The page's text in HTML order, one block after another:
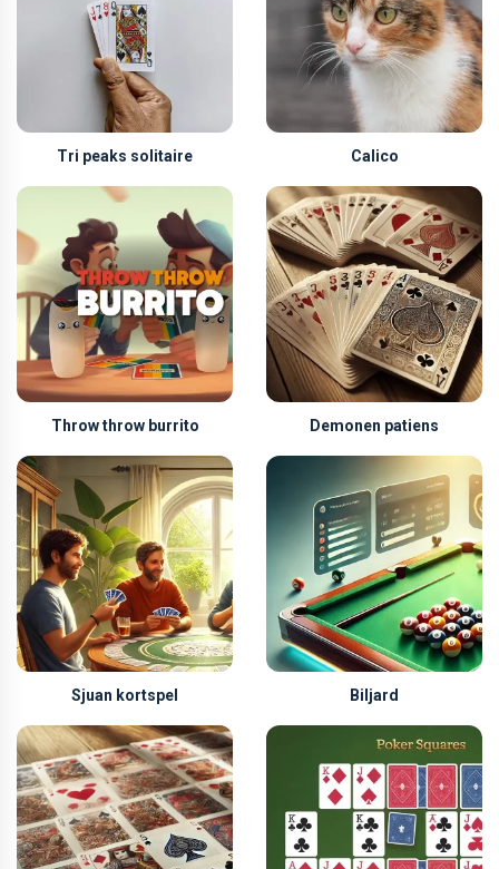
Tri peaks solitaire Calico
Throw throw burrito Demonen patiens
Sjuan kortspel Biljard